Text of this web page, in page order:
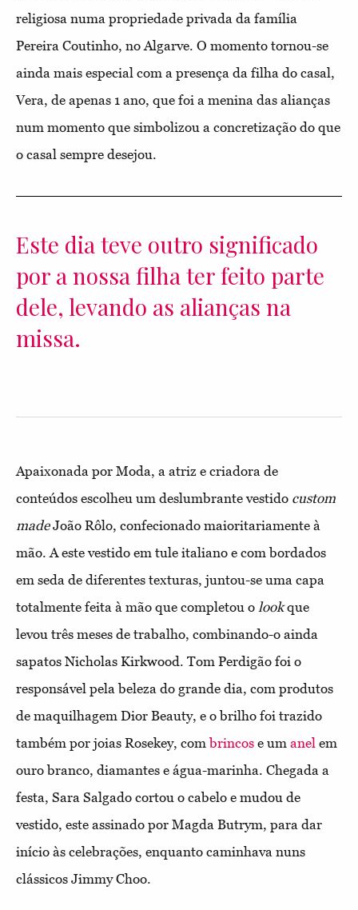
religiosa numa propriedade privada da família
Pereira Coutinho, no Algarve. O momento tornou-se
ainda mais especial com a presença da filha do casal,
Vera, de apenas 1 ano, que foi a menina das alianças
num momento que simbolizou a concretização do que
o casal sempre desejou.
Este dia teve outro significado
por a nossa filha ter feito parte
dele, levando as alianças na
missa.
Apaixonada por Moda, a atriz e criadora de
conteúdos escolheu um deslumbrante vestido custom
madeJoão Rôlo, confecionado maioritariamente à
mão. A este vestido em tule italiano e com bordados
em seda de diferentes texturas, juntou-se uma capa
totalmente feita à mão que completou o lookque
levou três meses de trabalho, combinando-o ainda
sapatos Nicholas Kirkwood. Tom Perdigão foi o
responsável pela beleza do grande dia, com produtos
de maquilhagem Dior Beauty, e o brilho foi trazido
também por joias Rosekey, combrincos e um anel em
ouro branco, diamantes e água-marinha. Chegada a
festa, Sara Salgado cortou o cabelo e mudou de
vestido, este assinado por Magda Butrym, para dar
início às celebrações, enquanto caminhava nuns
clássicos Jimmy Choo.